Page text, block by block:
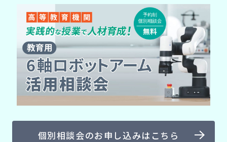
個別相談会のお申し込みはこちら